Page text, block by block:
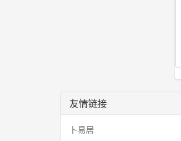
友情链接
卜易居